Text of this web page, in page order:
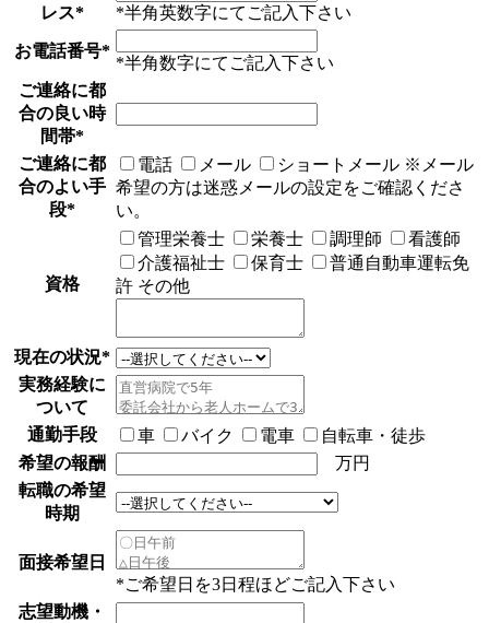
レス* *半角英数字にてご記入下さい
お電話番号*
*半角数字にてご記入下さい
ご連絡に都
合の良い時
間帯*
ご連絡に都
合のよい手
段*
電話 メール ショートメール ※メール
希望の方は迷惑メールの設定をご確認くださ
い。
資格
管理栄養士 栄養士 調理師
看護師
介護福祉士
保育士
普通自動車運転免
許 その他
現在の状況*
実務経験に
ついて
通勤手段
車 バイク 電車
自転車・徒歩
希望の報酬
万円
転職の希望
時期
面接希望日
*ご希望日を3日程ほどご記入下さい
志望動機・